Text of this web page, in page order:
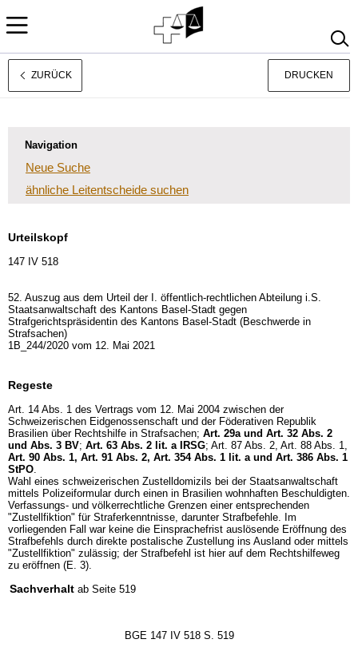
Français
ZURÜCK DRUCKEN
Navigation
Neue Suche
ähnliche Leitentscheide suchen
Urteilskopf
147 IV 518
52. Auszug aus dem Urteil der I. öffentlich-rechtlichen Abteilung i.S.
Staatsanwaltschaft des Kantons Basel-Stadt gegen
Strafgerichtspräsidentin des Kantons Basel-Stadt (Beschwerde in
Strafsachen)
1B_244/2020 vom 12. Mai 2021
Regeste
Art. 14 Abs. 1 des Vertrags vom 12. Mai 2004 zwischen der
Schweizerischen Eidgenossenschaft und der Föderativen Republik
Brasilien über Rechtshilfe in Strafsachen; Art. 29a und Art. 32 Abs. 2
und Abs. 3 BV; Art. 63 Abs. 2 lit. a IRSG; Art. 87 Abs. 2, Art. 88 Abs. 1,
Art. 90 Abs. 1, Art. 91 Abs. 2, Art. 354 Abs. 1 lit. a und Art. 386 Abs. 1
StPO.
Wahl eines schweizerischen Zustelldomizils bei der Staatsanwaltschaft
mittels Polizeiformular durch einen in Brasilien wohnhaften Beschuldigten.
Verfassungs- und völkerrechtliche Grenzen einer entsprechenden
"Zustellfiktion" für Straferkenntnisse, darunter Strafbefehle. Im
vorliegenden Fall war keine die Einsprachefrist auslösende Eröffnung des
Strafbefehls durch direkte postalische Zustellung ins Ausland oder mittels
"Zustellfiktion" zulässig; der Strafbefehl ist hier auf dem Rechtshilfeweg
zu eröffnen (E. 3).
Sachverhalt ab Seite 519
BGE 147 IV 518 S. 519